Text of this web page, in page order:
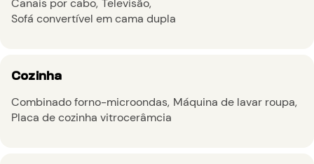
Canais por cabo Televisão
Sofá convertível em cama dupla
Cozinha
Combinado forno-microondas Máquina de lavar roupa
Placa de cozinha vitrocerâmcia